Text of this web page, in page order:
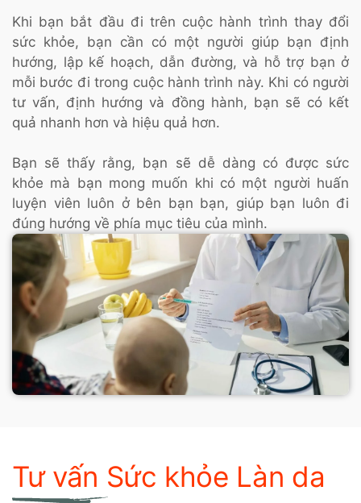
Khi bạn bắt đầu đi trên cuộc hành trình thay đổi
sức khỏe, bạn cần có một người giúp bạn định
hướng, lập kế hoạch, dẫn đường, và hỗ trợ bạn ở
mỗi bước đi trong cuộc hành trình này. Khi có người
tư vấn, định hướng và đồng hành, bạn sẽ có kết
quả nhanh hơn và hiệu quả hơn.
Bạn sẽ thấy rằng, bạn sẽ dễ dàng có được sức
khỏe mà bạn mong muốn khi có một người huấn
luyện viên luôn ở bên bạn bạn, giúp bạn luôn đi
đúng hướng về phía mục tiêu của mình.
Tư vấn Sức khỏe Làn da